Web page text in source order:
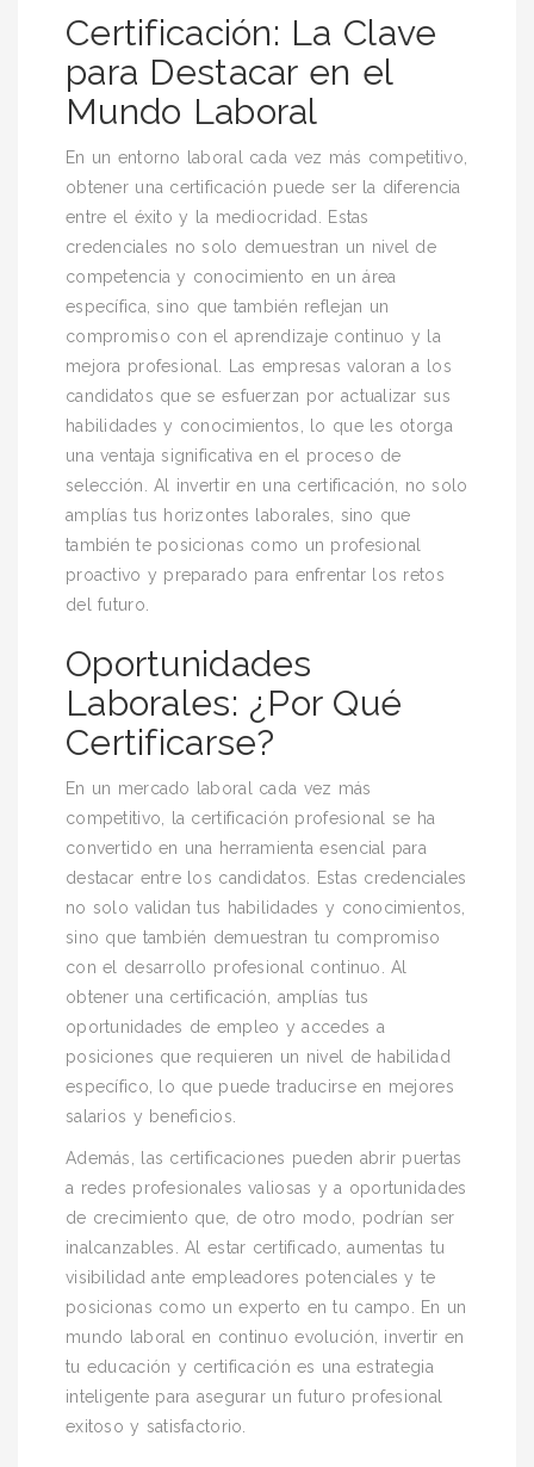
Certificación: La Clave
para Destacar en el
Mundo Laboral
En un entorno laboral cada vez más competitivo,
obtener una certificación puede ser la diferencia
entre el éxito y la mediocridad. Estas
credenciales no solo demuestran un nivel de
competencia y conocimiento en un área
específica, sino que también reflejan un
compromiso con el aprendizaje continuo y la
mejora profesional. Las empresas valoran a los
candidatos que se esfuerzan por actualizar sus
habilidades y conocimientos, lo que les otorga
una ventaja significativa en el proceso de
selección. Al invertir en una certificación, no solo
amplías tus horizontes laborales, sino que
también te posicionas como un profesional
proactivo y preparado para enfrentar los retos
del futuro.
Oportunidades
Laborales: ¿Por Qué
Certificarse?
En un mercado laboral cada vez más
competitivo, la certificación profesional se ha
convertido en una herramienta esencial para
destacar entre los candidatos. Estas credenciales
no solo validan tus habilidades y conocimientos,
sino que también demuestran tu compromiso
con el desarrollo profesional continuo. Al
obtener una certificación, amplías tus
oportunidades de empleo y accedes a
posiciones que requieren un nivel de habilidad
específico, lo que puede traducirse en mejores
salarios y beneficios.
Además, las certificaciones pueden abrir puertas
a redes profesionales valiosas y a oportunidades
de crecimiento que, de otro modo, podrían ser
inalcanzables. Al estar certificado, aumentas tu
visibilidad ante empleadores potenciales y te
posicionas como un experto en tu campo. En un
mundo laboral en continuo evolución, invertir en
tu educación y certificación es una estrategia
inteligente para asegurar un futuro profesional
exitoso y satisfactorio.